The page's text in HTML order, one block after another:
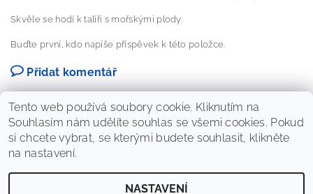
Skvěle se hodí k talíři s mořskými plody.
Buďte první, kdo napíše příspěvek k této položce.
Přidat komentář
Tento web používá soubory cookie. Kliknutím na
Souhlasím nám udělíte souhlas se všemi cookies. Pokud
si chcete vybrat, se kterými budete souhlasit, klikněte
na nastavení.
NASTAVENÍ